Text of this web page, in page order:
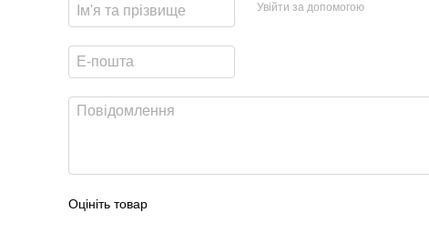
Увійти за допомогою
Оцініть товар